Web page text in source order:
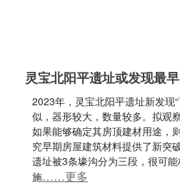
灵宝北阳平遗址或发现最
2023年，灵宝北阳平遗址新发现
似，器形较大，数量较多。拟观
如果能够确定其房顶建材用途，
究早期房屋建筑材料提供了新突
遗址被3条壕沟分为三段，很可
施……更多